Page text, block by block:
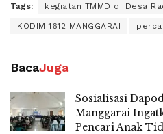
Tags: kegiatan TMMD di Desa
KODIM 1612 MANGGARAI
BacaJuga
Sosialisasi
Manggarai
Pencari Anak